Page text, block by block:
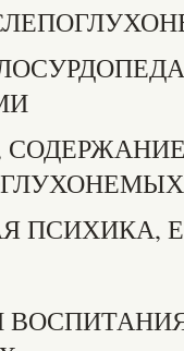
ПСИХИКА,